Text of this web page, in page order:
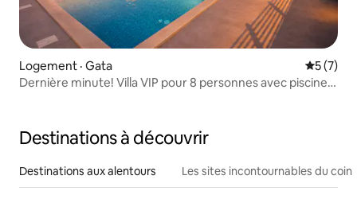
Logement · Gata Note
5 (7)
Dernière minute! Villa VIP pour 8 personnes avec piscine
Destinations à découvrir
Destinations aux alentours Les sites incontournables du coin